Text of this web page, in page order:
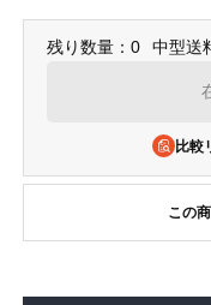
残り数量：0 中型送
比較
この